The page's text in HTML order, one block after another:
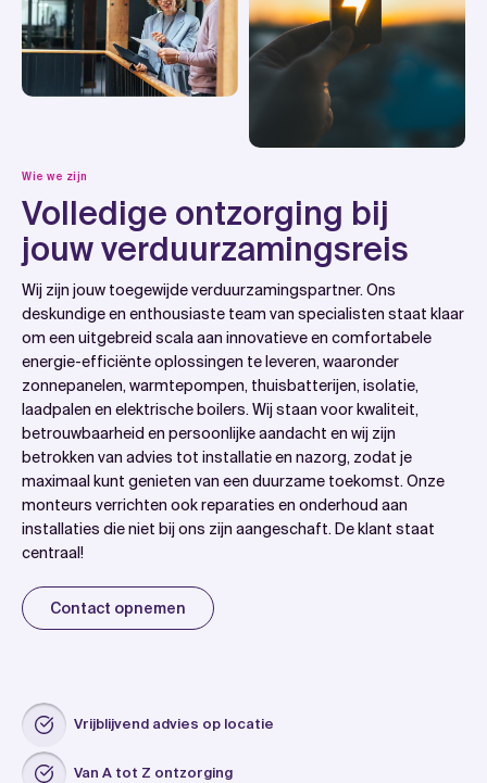
Wie we zijn
Volledige ontzorging bij
jouw verduurzamingsreis
Wij zijn jouw toegewijde verduurzamingspartner. Ons
deskundige en enthousiaste team van specialisten staat klaar
om een uitgebreid scala aan innovatieve en comfortabele
energie-efficiënte oplossingen te leveren, waaronder
zonnepanelen, warmtepompen, thuisbatterijen, isolatie,
laadpalen en elektrische boilers. Wij staan voor kwaliteit,
betrouwbaarheid en persoonlijke aandacht en wij zijn
betrokken van advies tot installatie en nazorg, zodat je
maximaal kunt genieten van een duurzame toekomst. Onze
monteurs verrichten ook reparaties en onderhoud aan
installaties die niet bij ons zijn aangeschaft. De klant staat
centraal!
Contact opnemen
Vrijblijvend advies op locatie
Van A tot Z ontzorging